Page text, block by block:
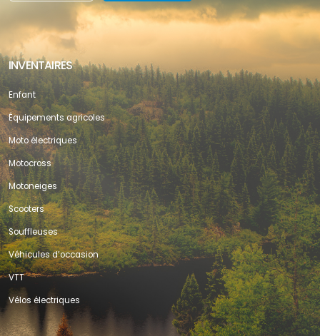
INVENTAIRES
Enfant
Équipements agricoles
Moto électriques
Motocross
Motoneiges
Scooters
Souffleuses
Véhicules d’occasion
VTT
Vélos électriques